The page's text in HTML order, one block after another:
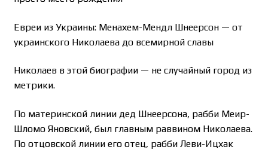
Евреи из Украины: Менахем-Мендл Шнеерсон — от
украинского Николаева до всемирной славы
Николаев в этой биографии — не случайный город из
метрики.
По материнской линии дед Шнеерсона, рабби Меир-
Шломо Яновский, был главным раввином Николаева.
По отцовской линии его отец, рабби Леви-Ицхак